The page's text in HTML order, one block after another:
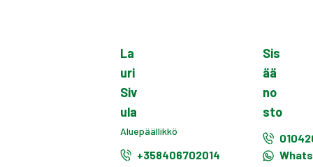
La
uri
Siv
ula
Aluepäällikkö
+358406702014
Sis
ää
no
sto